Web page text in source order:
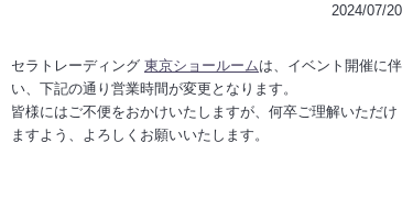
2024/07/20
セラトレーディング 東京ショールームは、イベント開催に伴
い、下記の通り営業時間が変更となります。
皆様にはご不便をおかけいたしますが、何卒ご理解いただけ
ますよう、よろしくお願いいたします。